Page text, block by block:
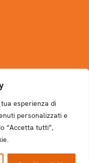
esperienza di
personalizzati e
“Accetta tutti”,